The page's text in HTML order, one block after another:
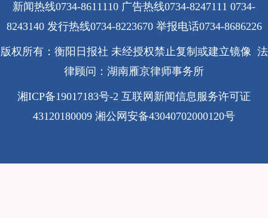
新闻热线0734-8611110 广告热线0734-8247111 0734-
8243140 发行热线0734-8223670 举报电话0734-8686226
版权所有：衡阳日报社 未经授权禁止复制或建立镜像 法
律顾问：湖南雁京律师事务所
湘ICP备19017183号-2 互联网新闻信息服务许可证
43120180009 湘公网安备43040702000120号